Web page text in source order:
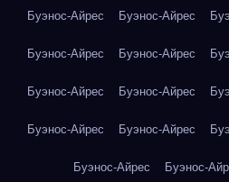
Буэнос-Айрес Буэнос-Айрес
Буэнос-Айрес Буэнос-Айрес
Буэнос-Айрес Буэнос-Айрес
Буэнос-Айрес Буэнос-Айрес
Буэнос-Айрес Буэнос-